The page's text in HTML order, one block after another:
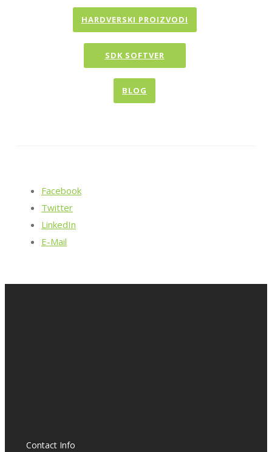
HARDVERSKI PROIZVODI
SDK SOFTVER
BLOG
Facebook
Twitter
LinkedIn
E-Mail
Contact Info